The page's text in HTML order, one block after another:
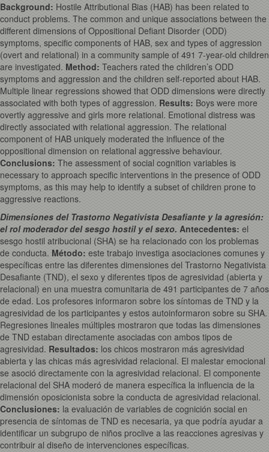
Background: Hostile Attributional Bias (HAB) has been related to
conduct problems. The common and unique associations between the
different dimensions of Oppositional Defiant Disorder (ODD)
symptoms, specific components of HAB, sex and types of aggression
(overt and relational) in a community sample of 491 7-year-old children
are investigated. Method: Teachers rated the children’s ODD
symptoms and aggression and the children self-reported about HAB.
Multiple linear regressions showed that ODD dimensions were directly
associated with both types of aggression. Results: Boys were more
overtly aggressive and girls more relational. Emotional distress was
directly associated with relational aggression. The relational
component of HAB uniquely moderated the influence of the
oppositional dimension on relational aggressive behaviour.
Conclusions: The assessment of social cognition variables is
necessary to approach specific interventions in the presence of ODD
symptoms, as this may help to identify a subset of children prone to
aggressive reactions.
Dimensiones del Trastorno Negativista Desafiante y la agresión:
el rol moderador del sesgo hostil y el sexo. Antecedentes: el
sesgo hostil atribucional (SHA) se ha relacionado con los problemas
de conducta. Método: este trabajo investiga asociaciones comunes y
específicas entre las diferentes dimensiones del Trastorno Negativista
Desafiante (TND), el sexo y diferentes tipos de agresividad (abierta y
relacional) en una muestra comunitaria de 491 participantes de 7 años
de edad. Los profesores informaron sobre los síntomas de TND y la
agresividad de los participantes y estos autoinformaron sobre su SHA.
Regresiones lineales múltiples mostraron que todas las dimensiones
de TND estaban directamente asociadas con ambos tipos de
agresividad. Resultados: los chicos mostraron más agresividad
abierta y las chicas más agresividad relacional. El malestar emocional
se asoció directamente con la agresividad relacional. El componente
relacional del SHA moderó de manera específica la influencia de la
dimensión oposicionista sobre la conducta de agresividad relacional.
Conclusiones: la evaluación de variables de cognición social en
presencia de síntomas de TND es necesaria, ya que podría ayudar a
identificar un subgrupo de niños proclive a las reacciones agresivas y
contribuir al diseño de intervenciones específicas.